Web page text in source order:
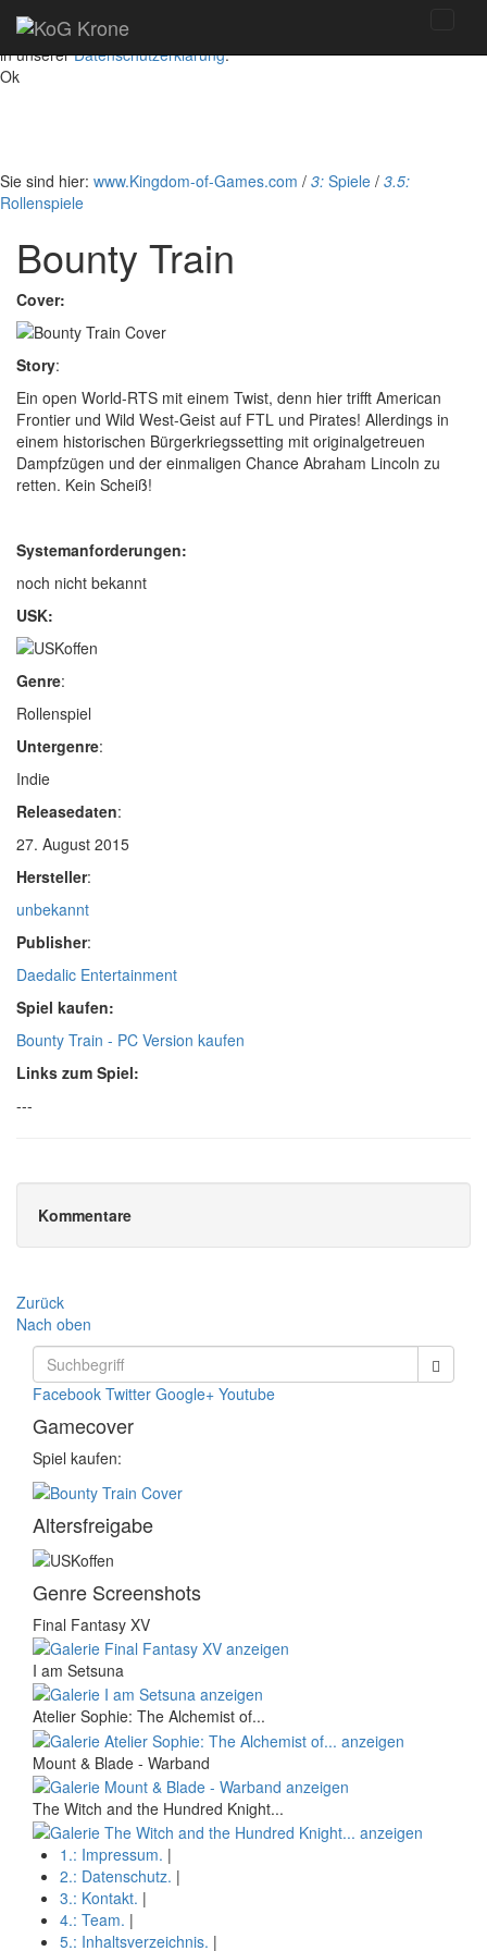
Diese Website nutzt ausschließlich technisch notwendige Cookies, um
bestmögliche Funktionalität bieten zu können. Details dazu finden Sie
in unsererDatenschutzerklärung.
Ok
Sie sind hier: www.Kingdom-of-Games.com / 3: Spiele / 3.5:
Rollenspiele
Bounty Train
Cover:
Story:
Ein open World-RTS mit einem Twist, denn hier trifft American
Frontier und Wild West-Geist auf FTL und Pirates! Allerdings in
einem historischen Bürgerkriegssetting mit originalgetreuen
Dampfzügen und der einmaligen Chance Abraham Lincoln zu
retten. Kein Scheiß!
Systemanforderungen:
noch nicht bekannt
USK:
Genre:
Rollenspiel
Untergenre:
Indie
Releasedaten:
27. August 2015
Hersteller:
unbekannt
Publisher:
Daedalic Entertainment
Spiel kaufen:
Bounty Train - PC Version kaufen
Links zum Spiel:
---
Kommentare
Zurück
Nach oben
Facebook Twitter Google+ Youtube
Gamecover
Spiel kaufen:
Altersfreigabe
Genre Screenshots
Final Fantasy XV
I am Setsuna
Atelier Sophie: The Alchemist of...
Mount & Blade - Warband
The Witch and the Hundred Knight...
1.: Impressum. |
2.: Datenschutz. |
3.: Kontakt. |
4.: Team. |
5.: Inhaltsverzeichnis. |